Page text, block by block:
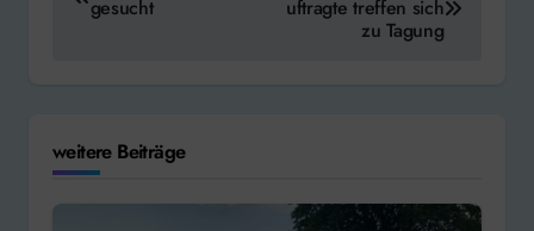
gesucht
uftragte treffen sich
zu Tagung
weitere Beiträge